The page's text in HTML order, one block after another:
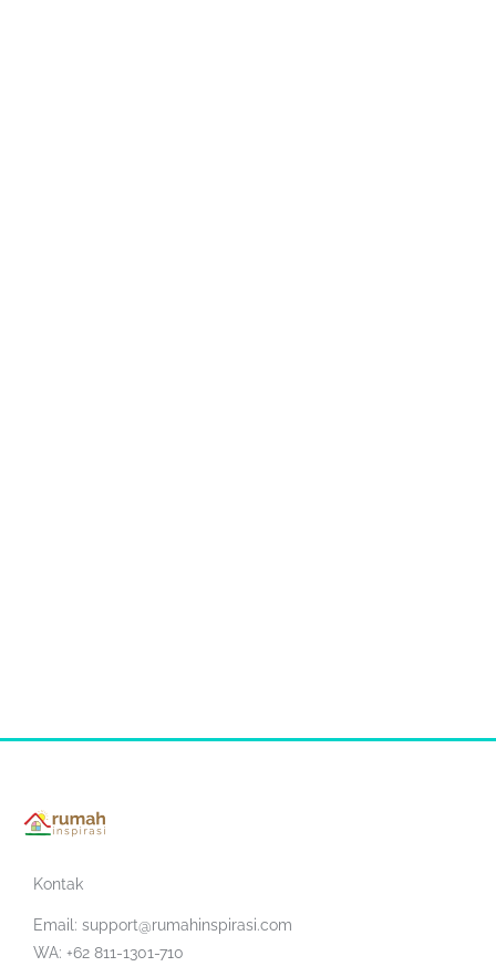
Kontak
Email: support@rumahinspirasi.com
WA: +62 811-1301-710